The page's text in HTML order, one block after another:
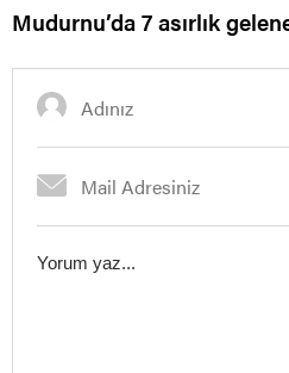
Mudurnu’da 7 asırlık